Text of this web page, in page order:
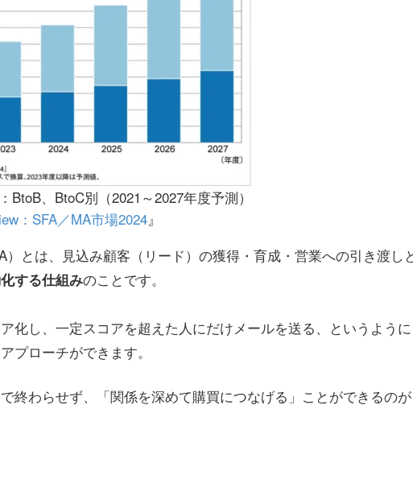
、BtoC別（2021～2027年度予測）
：SFA／MA市場2024』
とは、見込み顧客（リード）の獲得・育成・営業への引き渡し
する仕組みのことです。
化し、一定スコアを超えた人にだけメールを送る、というように
プローチができます。
終わらせず、「関係を深めて購買につなげる」ことができるのが